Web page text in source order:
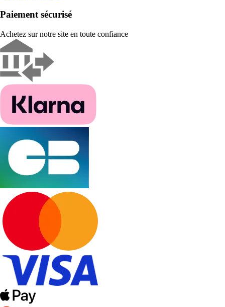
Paiement sécurisé
Achetez sur notre site en toute confiance